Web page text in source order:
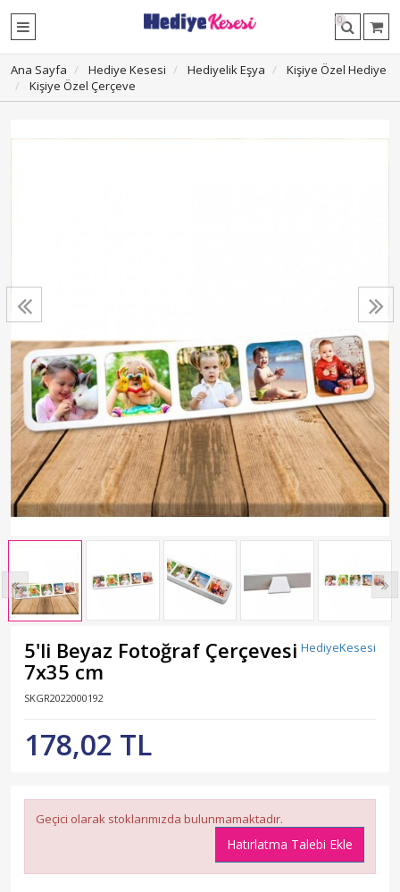
0
Ana Sayfa Hediye Kesesi Hediyelik Eşya
Kişiye Özel Hediye
Kişiye Özel Çerçeve
HediyeKesesi
5'li Beyaz Fotoğraf Çerçevesi
7x35 cm
SKGR2022000192
178,02 TL
Geçici olarak stoklarımızda bulunmamaktadır.
Hatırlatma Talebi Ekle